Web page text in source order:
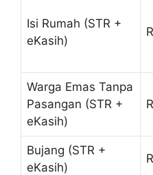
Isi Rumah (STR +
eKasih)
Warga Emas Tanpa
Pasangan (STR +
eKasih)
Bujang (STR +
eKasih)